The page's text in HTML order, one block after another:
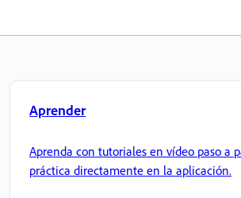
Aprender
Aprenda con tutoriales en vídeo paso a
práctica directamente en la aplicación.